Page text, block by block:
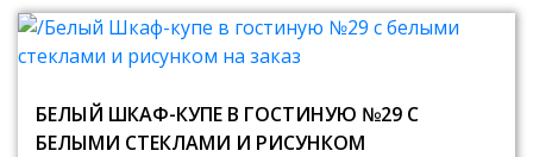
БЕЛЫЙ ШКАФ-КУПЕ В ГОСТИНУЮ №29 С
БЕЛЫМИ СТЕКЛАМИ И РИСУНКОМ